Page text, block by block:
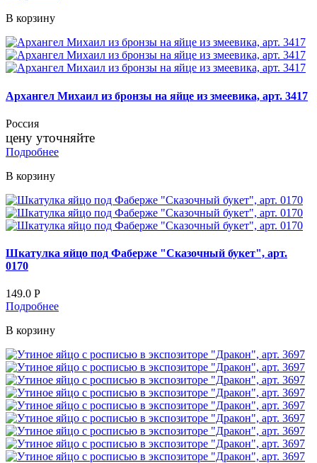
В корзину
Архангел Михаил из бронзы на яйце из змеевика, арт. 3417
Россия
цену уточняйте
Подробнее
В корзину
Шкатулка яйцо под Фаберже "Сказочный букет", арт.
0170
149.0 Р
Подробнее
В корзину